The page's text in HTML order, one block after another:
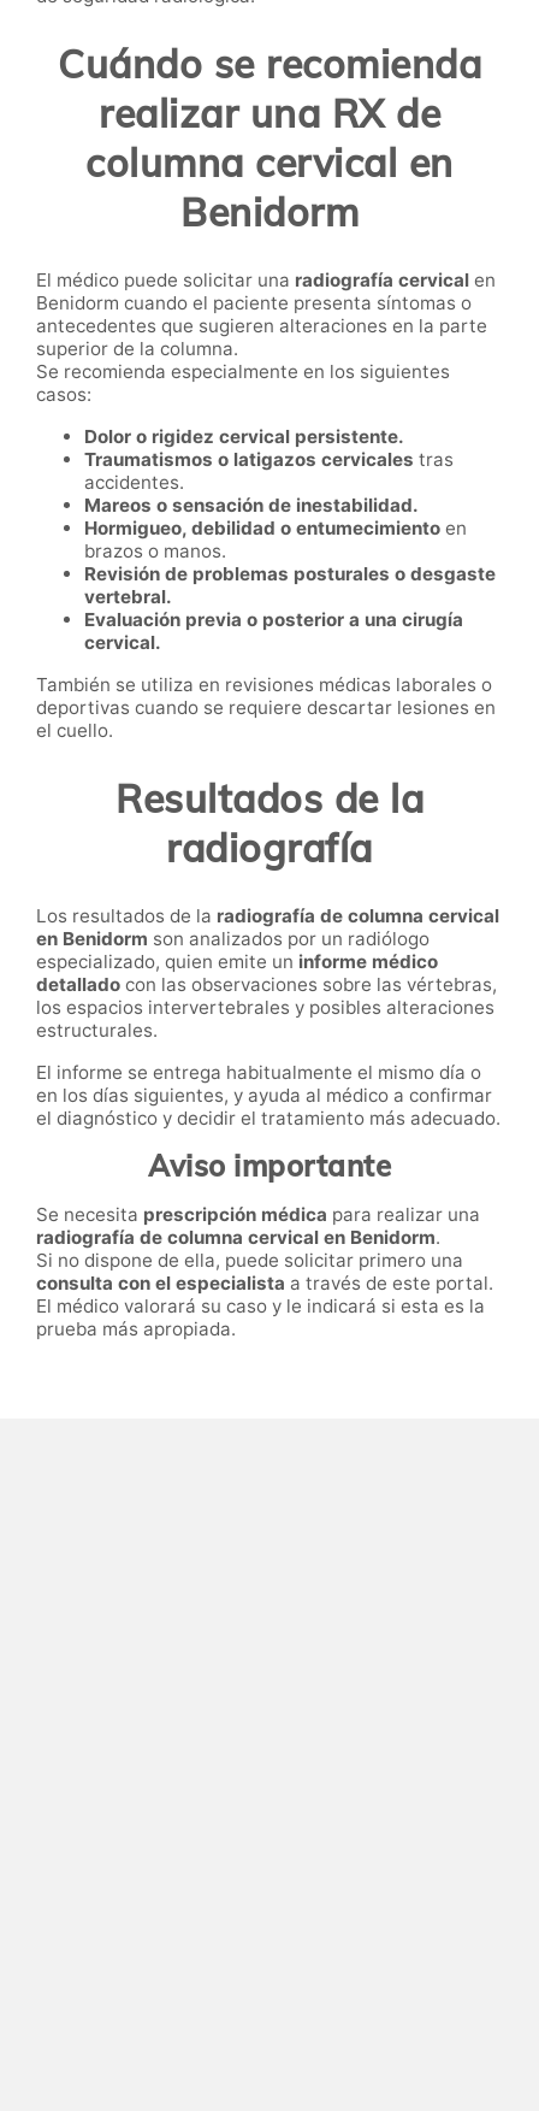
Cuándo se recomienda
realizar una RX de
columna cervical en
Benidorm
El médico puede solicitar una radiografía cervical en
Benidorm cuando el paciente presenta síntomas o
antecedentes que sugieren alteraciones en la parte
superior de la columna.
Se recomienda especialmente en los siguientes
casos:
Dolor o rigidez cervical persistente.
Traumatismos o latigazos cervicales tras
accidentes.
Mareos o sensación de inestabilidad.
Hormigueo, debilidad o entumecimiento en
brazos o manos.
Revisión de problemas posturales o desgaste
vertebral.
Evaluación previa o posterior a una cirugía
cervical.
También se utiliza en revisiones médicas laborales o
deportivas cuando se requiere descartar lesiones en
el cuello.
Resultados de la
radiografía
Los resultados de la radiografía de columna cervical
en Benidorm son analizados por un radiólogo
especializado, quien emite un informe médico
detallado con las observaciones sobre las vértebras,
los espacios intervertebrales y posibles alteraciones
estructurales.
El informe se entrega habitualmente el mismo día o
en los días siguientes, y ayuda al médico a confirmar
el diagnóstico y decidir el tratamiento más adecuado.
Aviso importante
Se necesita prescripción médica para realizar una
radiografía de columna cervical en Benidorm.
Si no dispone de ella, puede solicitar primero una
consulta con el especialista a través de este portal.
El médico valorará su caso y le indicará si esta es la
prueba más apropiada.